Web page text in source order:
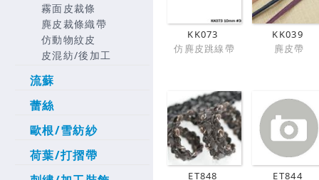
霧面皮裁條
麂皮裁條織帶
仿動物紋皮
皮混紡/後加工
流蘇
蕾絲
歐根/雪紡紗
荷葉/打摺帶
KK073
仿麂皮跳線帶
KK039
麂皮帶
ET848
ET844